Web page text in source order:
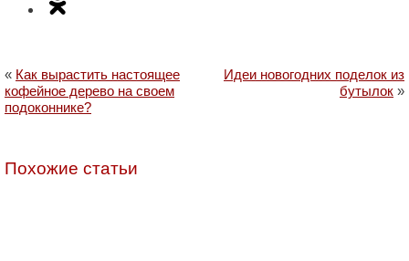
« Как вырастить настоящее
кофейное дерево на своем
подоконнике?
Идеи новогодних поделок из
бутылок »
Похожие статьи